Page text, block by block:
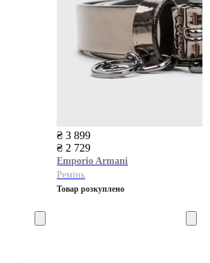
₴ 3 899
₴ 2 729
Emporio Armani
Ремінь
Товар розкуплено